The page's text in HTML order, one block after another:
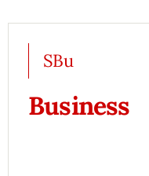
SBu
Business